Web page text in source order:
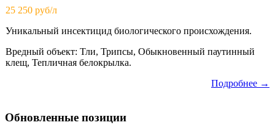
25 250 руб/л
Уникальный инсектицид биологического происхождения.
Вредный объект: Тли, Трипсы, Обыкновенный паутинный
клещ, Тепличная белокрылка.
Подробнее →
Обновленные позиции